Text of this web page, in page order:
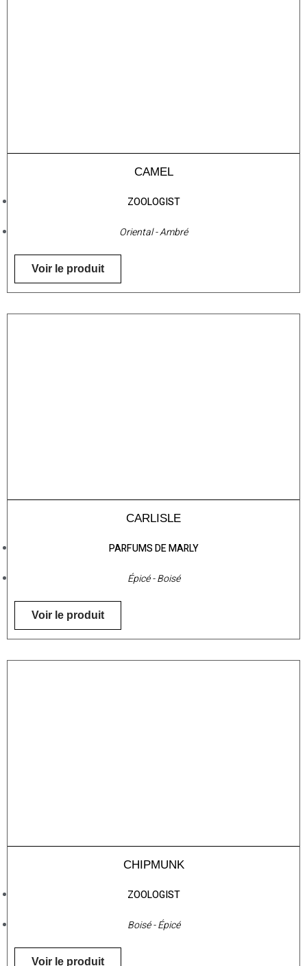
CAMEL
ZOOLOGIST
Oriental - Ambré
Voir le produit
CARLISLE
PARFUMS DE MARLY
Épicé - Boisé
Voir le produit
CHIPMUNK
ZOOLOGIST
Boisé - Épicé
Voir le produit